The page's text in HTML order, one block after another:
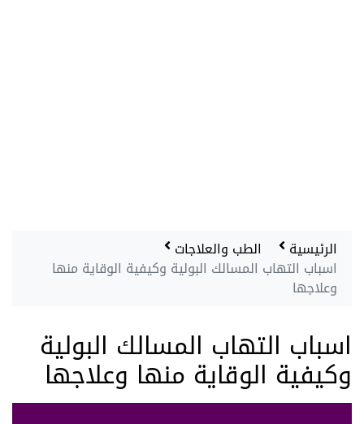
الرئيسية الطب والعلاجات
اسباب التهاب المسالك البولية وكيفية الوقاية منها
وعلاجها
اسباب التهاب المسالك البولية
وكيفية الوقاية منها وعلاجها